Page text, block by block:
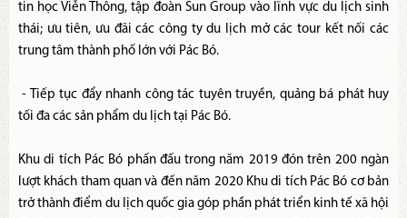
tin học Viễn Thông, tập đoàn Sun Group vào lĩnh vực du lịch sinh
thái; ưu tiên, ưu đãi các công ty du lịch mở các tour kết nối các
trung tâm thành phố lớn với Pác Bó.
- Tiếp tục đẩy nhanh công tác tuyên truyền, quảng bá phát huy
tối đa các sản phẩm du lịch tại Pác Bó.
Khu di tích Pác Bó phấn đấu trong năm 2019 đón trên 200 ngàn
lượt khách tham quan và đến năm 2020 Khu di tích Pác Bó cơ bản
trở thành điểm du lịch quốc gia góp phần phát triển kinh tế xã hội